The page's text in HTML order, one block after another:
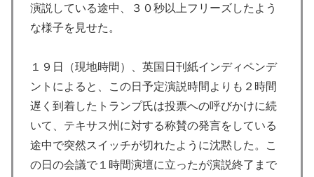
演説している途中、３０秒以上フリーズしたよう
な様子を見せた。
１９日（現地時間）、英国日刊紙インディペンデ
ントによると、この日予定演説時間よりも２時間
遅く到着したトランプ氏は投票への呼びかけに続
いて、テキサス州に対する称賛の発言をしている
途中で突然スイッチが切れたように沈黙した。こ
の日の会議で１時間演壇に立ったが演説終了まで